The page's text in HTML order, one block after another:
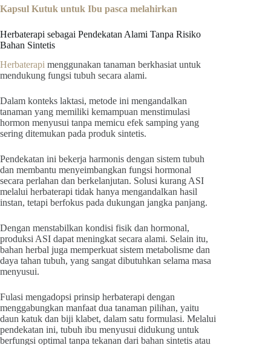
Kapsul Kutuk untuk Ibu pasca melahirkan
Herbaterapi sebagai Pendekatan Alami Tanpa Risiko
Bahan Sintetis
Herbaterapi menggunakan tanaman berkhasiat untuk
mendukung fungsi tubuh secara alami.
Dalam konteks laktasi, metode ini mengandalkan
tanaman yang memiliki kemampuan menstimulasi
hormon menyusui tanpa memicu efek samping yang
sering ditemukan pada produk sintetis.
Pendekatan ini bekerja harmonis dengan sistem tubuh
dan membantu menyeimbangkan fungsi hormonal
secara perlahan dan berkelanjutan. Solusi kurang ASI
melalui herbaterapi tidak hanya mengandalkan hasil
instan, tetapi berfokus pada dukungan jangka panjang.
Dengan menstabilkan kondisi fisik dan hormonal,
produksi ASI dapat meningkat secara alami. Selain itu,
bahan herbal juga memperkuat sistem metabolisme dan
daya tahan tubuh, yang sangat dibutuhkan selama masa
menyusui.
Fulasi mengadopsi prinsip herbaterapi dengan
menggabungkan manfaat dua tanaman pilihan, yaitu
daun katuk dan biji klabet, dalam satu formulasi. Melalui
pendekatan ini, tubuh ibu menyusui didukung untuk
berfungsi optimal tanpa tekanan dari bahan sintetis atau